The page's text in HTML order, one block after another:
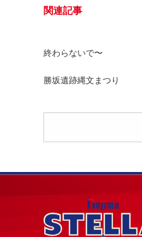
関連記事
終わらないで〜
勝坂遺跡縄文まつり